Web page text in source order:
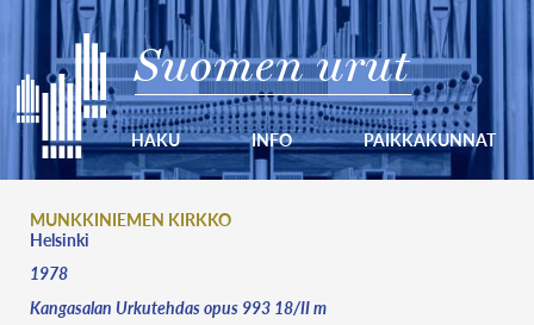
Suomen urut
HAKU INFO PAIKKAKUNNAT
MUNKKINIEMEN KIRKKO
Helsinki
1978
Kangasalan Urkutehdas opus 993 18/II m